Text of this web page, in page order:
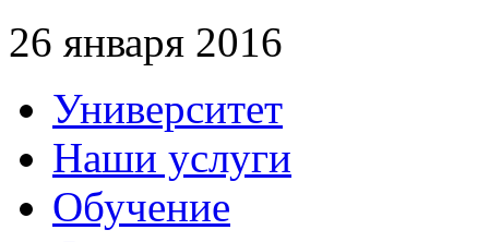
26 января 2016
Университет
Наши услуги
Обучение